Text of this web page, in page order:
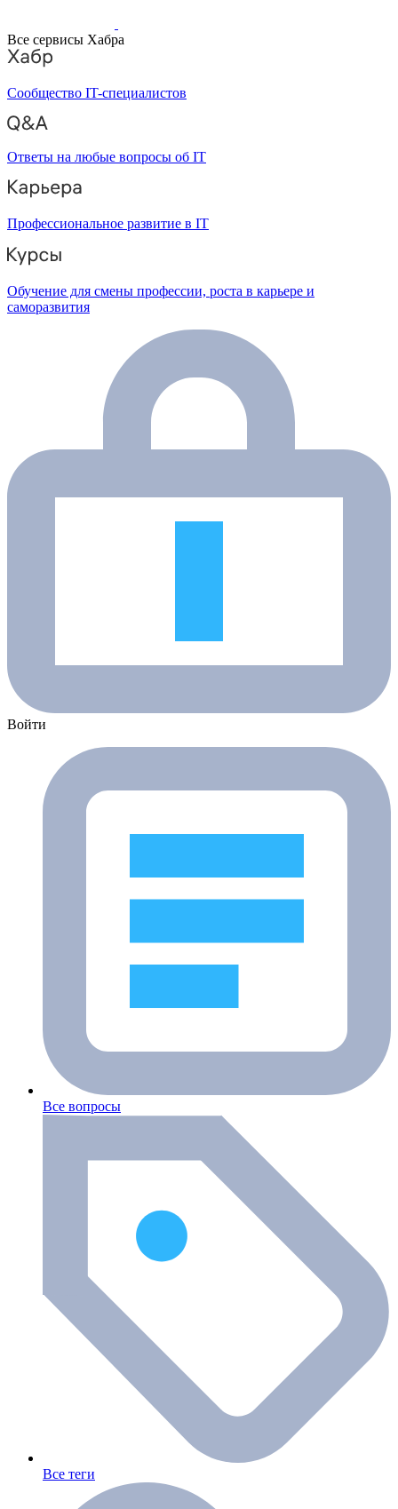
Все сервисы Хабра
Сообщество IT-специалистов
Ответы на любые вопросы об IT
Профессиональное развитие в IT
Обучение для смены профессии, роста в карьере и
саморазвития
Войти
Все вопросы
Все теги